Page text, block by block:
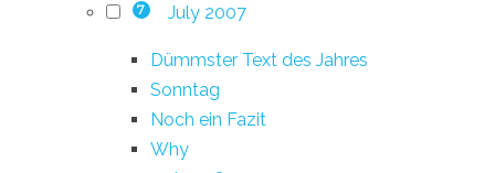
7 July 2007
Dümmster Text des Jahres
Sonntag
Noch ein Fazit
Why